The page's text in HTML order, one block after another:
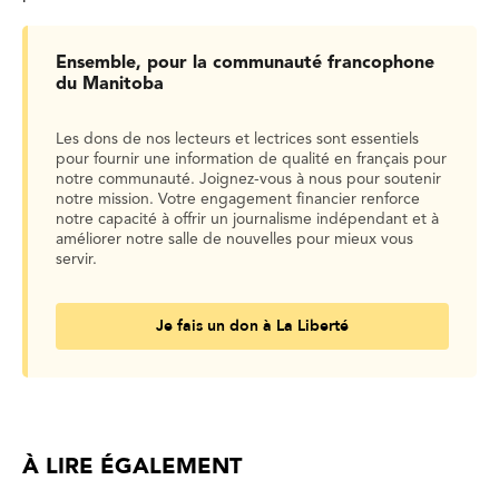
Ensemble, pour la communauté francophone
du Manitoba
Les dons de nos lecteurs et lectrices sont essentiels
pour fournir une information de qualité en français pour
notre communauté. Joignez-vous à nous pour soutenir
notre mission. Votre engagement financier renforce
notre capacité à offrir un journalisme indépendant et à
améliorer notre salle de nouvelles pour mieux vous
servir.
Je fais un don à La Liberté
À LIRE ÉGALEMENT